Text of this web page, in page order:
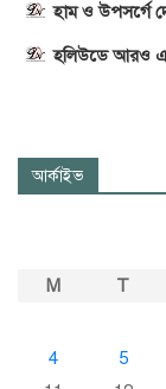
হাম ও উপসর্গে
হলিউডে আরও
আর্কাইভ
M T
4
5